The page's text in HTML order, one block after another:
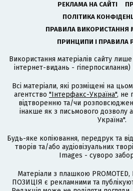
РЕКЛАМА НА САЙТІ
ПОЛІТИКА
ПРАВИЛА ВИКОРИСТАННЯ
ПРИНЦИПИ І ПРАВИЛА
Використання матеріалів сайту
інтернет-видань -
Всі матеріали, які розміщені на
агентство "Інтерфакс-Україна", не
відтворенню та/чи
інакше як з письмового дозволу
Україна".
Будь-яке копіювання, передрук та
творів та/або аудіовізуальних
Images - суворо
Матеріали з плашкою
ПОЗИЦІЯ є рекламними та